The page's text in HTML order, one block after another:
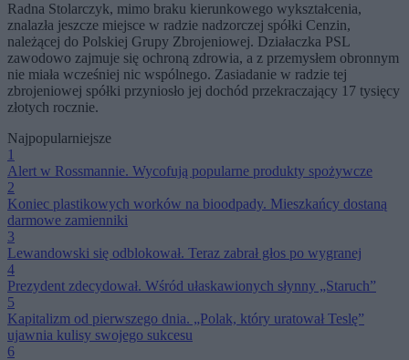
Radna Stolarczyk, mimo braku kierunkowego wykształcenia,
znalazła jeszcze miejsce w radzie nadzorczej spółki Cenzin,
należącej do Polskiej Grupy Zbrojeniowej. Działaczka PSL
zawodowo zajmuje się ochroną zdrowia, a z przemysłem obronnym
nie miała wcześniej nic wspólnego. Zasiadanie w radzie tej
zbrojeniowej spółki przyniosło jej dochód przekraczający 17 tysięcy
złotych rocznie.
Najpopularniejsze
1
Alert w Rossmannie. Wycofują popularne produkty spożywcze
2
Koniec plastikowych worków na bioodpady. Mieszkańcy dostaną
darmowe zamienniki
3
Lewandowski się odblokował. Teraz zabrał głos po wygranej
4
Prezydent zdecydował. Wśród ułaskawionych słynny „Staruch”
5
Kapitalizm od pierwszego dnia. „Polak, który uratował Teslę”
ujawnia kulisy swojego sukcesu
6